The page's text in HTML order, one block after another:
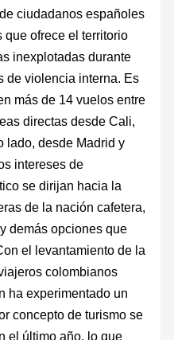
ciudadanos españoles
ofrece el territorio
inexplotadas durante
de violencia interna. Es
más de 14 vuelos entre
directas desde Cali,
lado, desde Madrid y
intereses de
se dirijan hacia la
de la nación cafetera,
demás opciones que
el levantamiento de la
colombianos
ha experimentado un
concepto de turismo se
el último año, lo que